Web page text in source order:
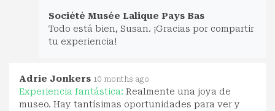
Société Musée Lalique Pays Bas
Todo está bien, Susan. ¡Gracias por compartir
tu experiencia!
Adrie Jonkers 10 months ago
Experiencia fantástica: Realmente una joya de
museo. Hay tantísimas oportunidades para ver y